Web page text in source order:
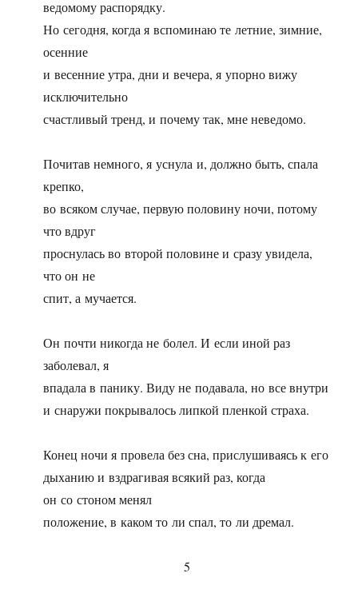
ведомому распорядку.
Но сегодня, когда я вспоминаю те летние, зимние,
осенние
и весенние утра, дни и вечера, я упорно вижу
исключительно
счастливый тренд, и почему так, мне неведомо.
Почитав немного, я уснула и, должно быть, спала
крепко,
во всяком случае, первую половину ночи, потому
что вдруг
проснулась во второй половине и сразу увидела,
что он не
спит, а мучается.
Он почти никогда не болел. И если иной раз
заболевал, я
впадала в панику. Виду не подавала, но все внутри
и снаружи покрывалось липкой пленкой страха.
Конец ночи я провела без сна, прислушиваясь к его
дыханию и вздрагивая всякий раз, когда
он со стоном менял
положение, в каком то ли спал, то ли дремал.
5